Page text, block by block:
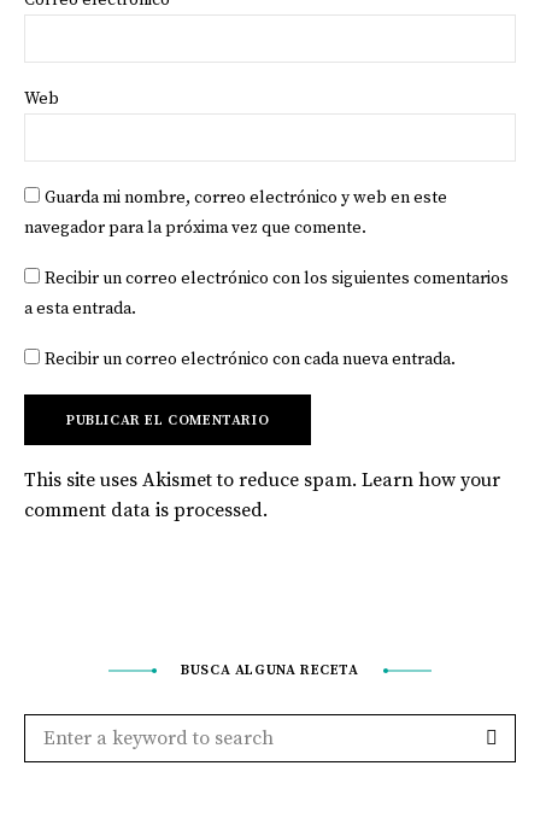
Web
Guarda mi nombre, correo electrónico y web en este
navegador para la próxima vez que comente.
Recibir un correo electrónico con los siguientes comentarios
a esta entrada.
Recibir un correo electrónico con cada nueva entrada.
This site uses Akismet to reduce spam. Learn how your
comment data is processed.
BUSCA ALGUNA RECETA